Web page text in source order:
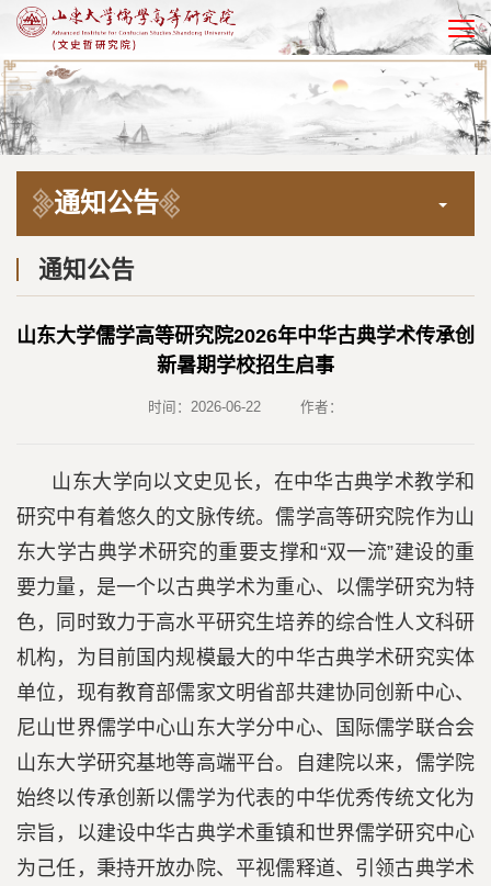
EN
通知公告
通知公告
山东大学儒学高等研究院2026年中华古典学术传承创
新暑期学校招生启事
时间：2026-06-22 作者：
山东大学向以文史见长，在中华古典学术教学和
研究中有着悠久的文脉传统。儒学高等研究院作为山
东大学古典学术研究的重要支撑和“双一流”建设的重
要力量，是一个以古典学术为重心、以儒学研究为特
色，同时致力于高水平研究生培养的综合性人文科研
机构，为目前国内规模最大的中华古典学术研究实体
单位，现有教育部儒家文明省部共建协同创新中心、
尼山世界儒学中心山东大学分中心、国际儒学联合会
山东大学研究基地等高端平台。自建院以来，儒学院
始终以传承创新以儒学为代表的中华优秀传统文化为
宗旨，以建设中华古典学术重镇和世界儒学研究中心
为己任，秉持开放办院、平视儒释道、引领古典学术